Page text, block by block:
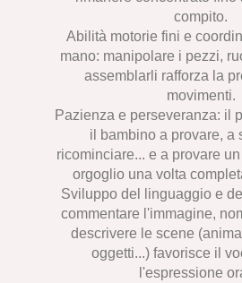
compito.
Abilità motorie fini e
mano: manipolare i pezzi,
assemblarli rafforza la
movimenti.
Pazienza e perseveranza: il
il bambino a provare, a
ricominciare... e a provare
orgoglio una volta
Sviluppo del linguaggio e
commentare l'immagine,
descrivere le scene
oggetti...) favorisce il
l'espressione